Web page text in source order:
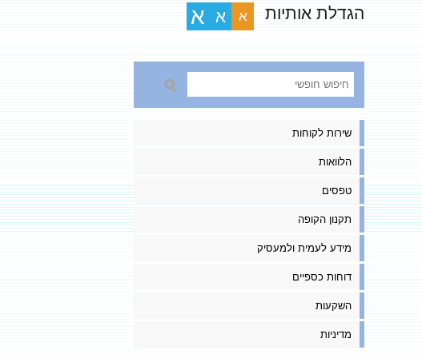
הגדלת אותיות א א א
שירות לקוחות
הלוואות
טפסים
תקנון הקופה
מידע לעמית ולמעסיק
דוחות כספיים
השקעות
מדיניות